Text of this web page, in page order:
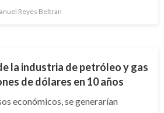
Reyes Beltran
la industria de petróleo y gas
de dólares en 10 años
económicos, se generarían